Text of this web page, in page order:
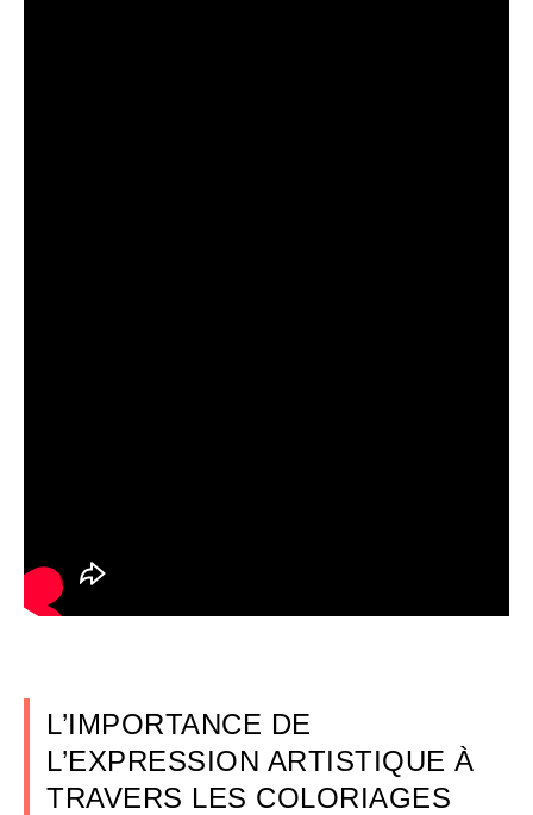
L’IMPORTANCE DE
L’EXPRESSION ARTISTIQUE À
TRAVERS LES COLORIAGES